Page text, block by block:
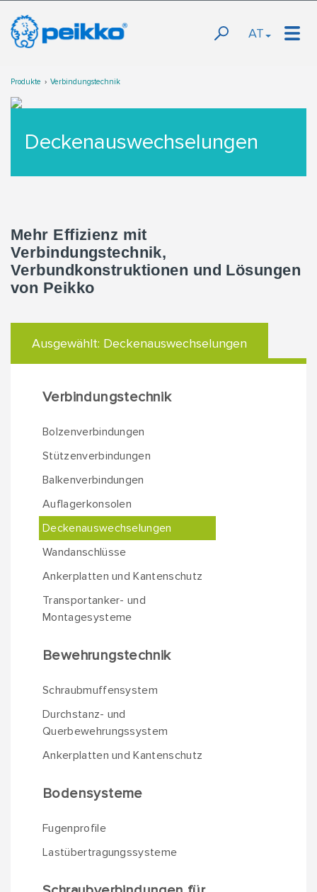
AT
Produkte Verbindungstechnik
Deckenauswechselungen
Mehr Effizienz mit
Verbindungstechnik,
Verbundkonstruktionen und Lösungen
von Peikko
Ausgewählt: Deckenauswechselungen
Verbindungstechnik
Bolzenverbindungen
Stützenverbindungen
Balkenverbindungen
Auflagerkonsolen
Deckenauswechselungen
Wandanschlüsse
Ankerplatten und Kantenschutz
Transportanker- und
Montagesysteme
Bewehrungstechnik
Schraubmuffensystem
Durchstanz- und
Querbewehrungssystem
Ankerplatten und Kantenschutz
Bodensysteme
Fugenprofile
Lastübertragungssysteme